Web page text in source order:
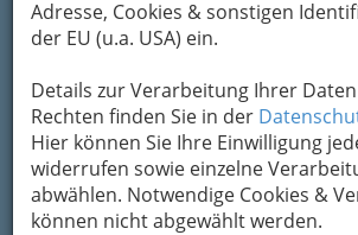
Adresse, Cookies & sonstigen
der EU (u.a. USA) ein.
Details zur Verarbeitung Ihrer
Rechten finden Sie in der
Hier können Sie Ihre Einwilligung
widerrufen sowie einzelne
abwählen. Notwendige Cookies &
können nicht abgewählt werden.
Kontaktaufnahme
Um die Info-Graz Firmenvor
bewahren, verwenden wir an
Übermittlung Ihrer Nachricht
Formular. Ihre Nachricht wird
Absenden umgehend per